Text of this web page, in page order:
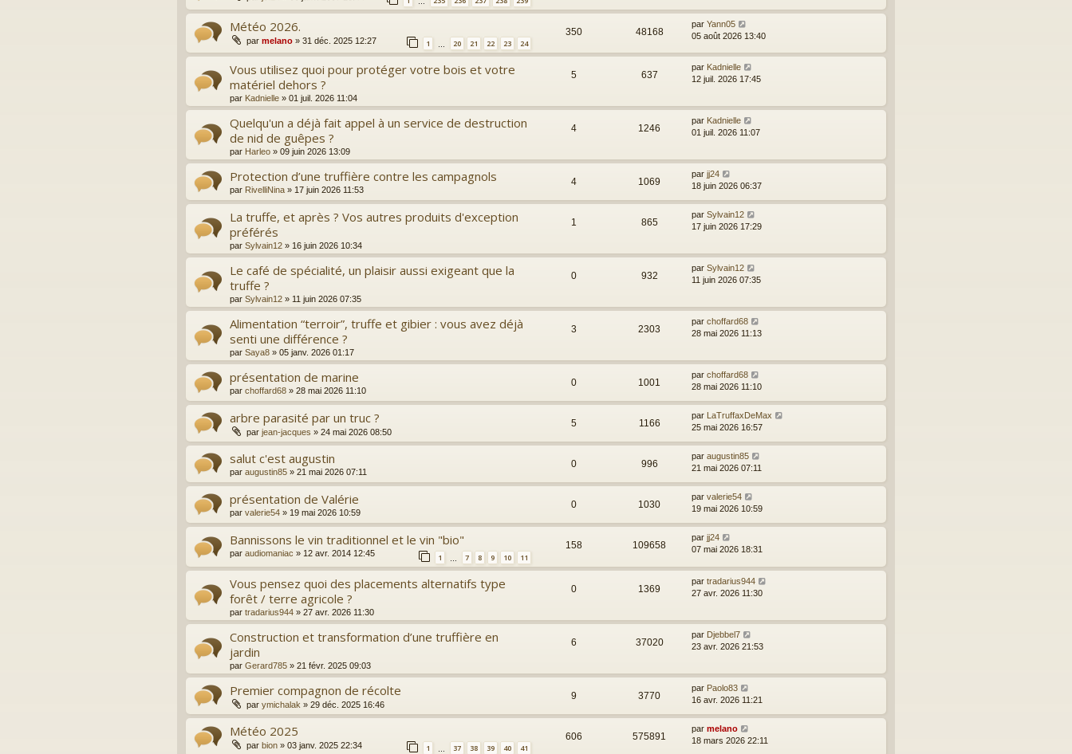
Météo 2026.
par melano » 31 déc. 2025 12:27 1 … 20 21 22 23 24
350 48168
par Yann05
05 août 2026 13:40
Vous utilisez quoi pour protéger votre bois et votre
matériel dehors ?
par Kadnielle » 01 juil. 2026 11:04
5 637
par Kadnielle
12 juil. 2026 17:45
Quelqu'un a déjà fait appel à un service de destruction
de nid de guêpes ?
par Harleo » 09 juin 2026 13:09
4 1246
par Kadnielle
01 juil. 2026 11:07
Protection d’une truffière contre les campagnols
par RivelliNina » 17 juin 2026 11:53
4 1069
par jj24
18 juin 2026 06:37
La truffe, et après ? Vos autres produits d'exception
préférés
par Sylvain12 » 16 juin 2026 10:34
1 865
par Sylvain12
17 juin 2026 17:29
Le café de spécialité, un plaisir aussi exigeant que la
truffe ?
par Sylvain12 » 11 juin 2026 07:35
0 932
par Sylvain12
11 juin 2026 07:35
Alimentation “terroir”, truffe et gibier : vous avez déjà
senti une différence ?
par Saya8 » 05 janv. 2026 01:17
3 2303
par choffard68
28 mai 2026 11:13
présentation de marine
par choffard68 » 28 mai 2026 11:10
0 1001
par choffard68
28 mai 2026 11:10
arbre parasité par un truc ?
par jean-jacques » 24 mai 2026 08:50
5 1166
par
LaTruffaxDeMax
25 mai 2026 16:57
salut c'est augustin
par augustin85 » 21 mai 2026 07:11
0 996
par augustin85
21 mai 2026 07:11
présentation de Valérie
par valerie54 » 19 mai 2026 10:59
0 1030
par valerie54
19 mai 2026 10:59
Bannissons le vin traditionnel et le vin "bio"
par audiomaniac » 12 avr. 2014 12:45 1 7 8 9 10 11
158 109658
par jj24
07 mai 2026 18:31
Vous pensez quoi des placements alternatifs type
forêt / terre agricole ?
par tradarius944 » 27 avr. 2026 11:30
0 1369
par tradarius944
27 avr. 2026 11:30
Construction et transformation d’une truffière en
jardin
par Gerard785 » 21 févr. 2025 09:03
6 37020
par Djebbel7
23 avr. 2026 21:53
Premier compagnon de récolte
par ymichalak » 29 déc. 2025 16:46
9 3770
par Paolo83
16 avr. 2026 11:21
Météo 2025
par bion » 03 janv. 2025 22:34 1 … 37 38 39 40 41
606 575891
par melano
18 mars 2026 22:11